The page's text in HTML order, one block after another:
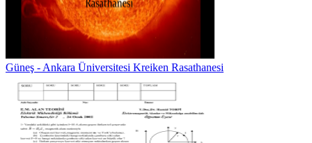
Güneş - Ankara Üniversitesi Kreiken Rasathanesi